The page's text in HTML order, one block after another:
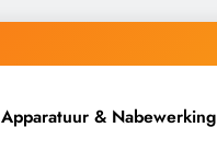
Apparatuur & Nabewerking